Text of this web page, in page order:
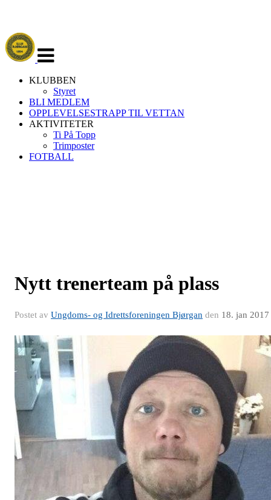
navigasjon
KLUBBEN
Styret
BLI MEDLEM
OPPLEVELSESTRAPP TIL VETTAN
AKTIVITETER
Ti På Topp
Trimposter
FOTBALL
Nytt trenerteam på plass
Postet av Ungdoms- og Idrettsforeningen Bjørgan den 18. jan 2017